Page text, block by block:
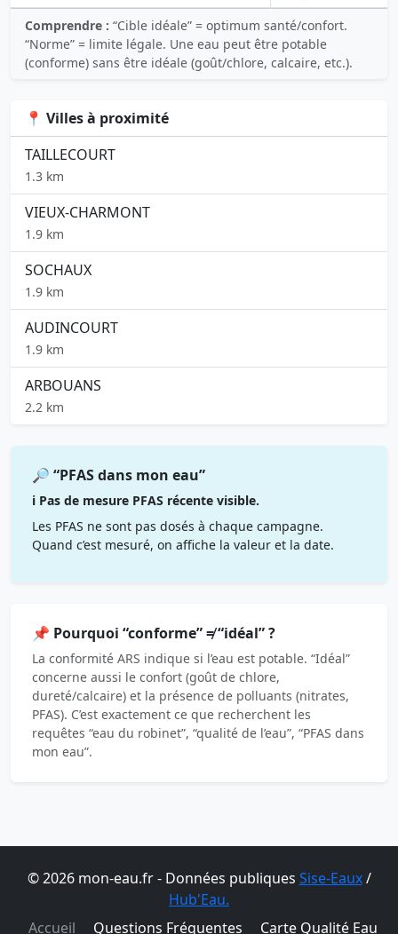
Comprendre : “Cible idéale” = optimum santé/confort.
“Norme” = limite légale. Une eau peut être potable
(conforme) sans être idéale (goût/chlore, calcaire, etc.).
📍 Villes à proximité
TAILLECOURT
1.3 km
VIEUX-CHARMONT
1.9 km
SOCHAUX
1.9 km
AUDINCOURT
1.9 km
ARBOUANS
2.2 km
🔎 “PFAS dans mon eau”
ℹ️ Pas de mesure PFAS récente visible.
Les PFAS ne sont pas dosés à chaque campagne.
Quand c’est mesuré, on affiche la valeur et la date.
📌 Pourquoi “conforme” ≠ “idéal” ?
La conformité ARS indique si l’eau est potable. “Idéal”
concerne aussi le confort (goût de chlore,
dureté/calcaire) et la présence de polluants (nitrates,
PFAS). C’est exactement ce que recherchent les
requêtes “eau du robinet”, “qualité de l’eau”, “PFAS dans
mon eau”.
© 2026 mon-eau.fr - Données publiques Sise-Eaux/
Hub'Eau.
Accueil
Questions Fréquentes Carte Qualité Eau